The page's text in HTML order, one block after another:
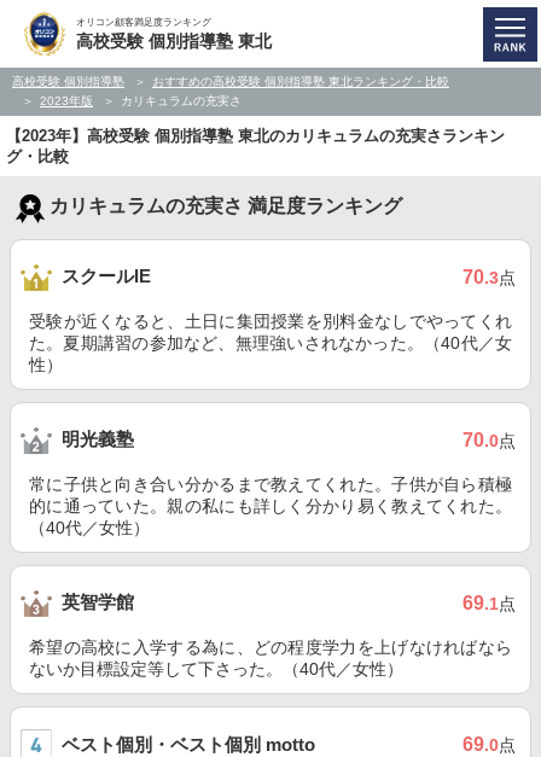
オリコン顧客満足度ランキング
高校受験 個別指導塾 東北
高校受験 個別指導塾
おすすめの高校受験 個別指導塾 東北ランキング・比較
2023年版
カリキュラムの充実さ
【2023年】高校受験 個別指導塾 東北のカリキュラムの充実さランキン
グ・比較
カリキュラムの充実さ 満足度ランキング
スクールIE 70.3点
受験が近くなると、土日に集団授業を別料金なしでやってくれ
た。夏期講習の参加など、無理強いされなかった。（40代／女
性）
明光義塾 70.0点
常に子供と向き合い分かるまで教えてくれた。子供が自ら積極
的に通っていた。親の私にも詳しく分かり易く教えてくれた。
（40代／女性）
英智学館 69.1点
希望の高校に入学する為に、どの程度学力を上げなければなら
ないか目標設定等して下さった。（40代／女性）
ベスト個別・ベスト個別 motto 69.0点